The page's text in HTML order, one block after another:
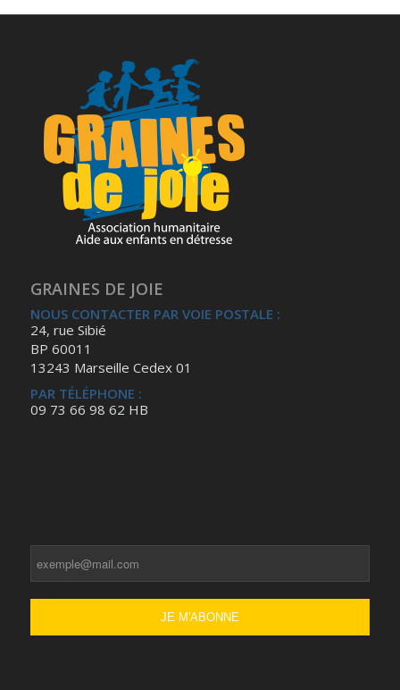
GRAINES DE JOIE
NOUS CONTACTER PAR VOIE POSTALE :
24, rue Sibié
BP 60011
13243 Marseille Cedex 01
PAR TÉLÉPHONE :
09 73 66 98 62 HB